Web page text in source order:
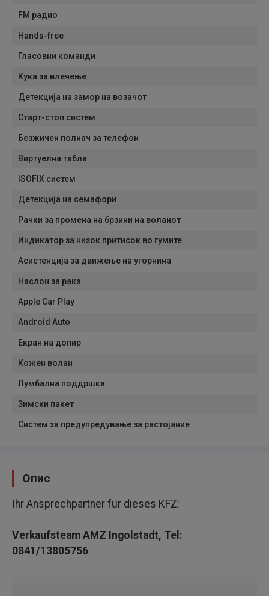
FM радио
Hands-free
Гласовни команди
Кука за влечење
Детекција на замор на возачот
Старт-стоп систем
Безжичен полнач за телефон
Виртуелна табла
ISOFIX систем
Детекција на семафори
Рачки за промена на брзини на воланот
Индикатор за низок притисок во гумите
Асистенција за движење на угорнина
Наслон за рака
Apple Car Play
Android Auto
Екран на допир
Кожен волан
Лумбална поддршка
Зимски пакет
Систем за предупредување за растојание
Опис
Ihr Ansprechpartner für dieses KFZ:
Verkaufsteam AMZ Ingolstadt, Tel:
0841/13805756